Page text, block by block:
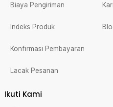
Biaya Pengiriman
Indeks Produk
Konfirmasi Pembayaran
Lacak Pesanan
Ikuti Kami